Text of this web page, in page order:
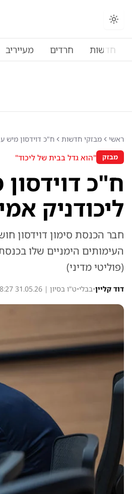
חדשות חרדים מעייריב
ראשי מבזקי חדשות ח"כ דוידסון מיש
מבזק "הוא גדל בבית של ליכוד"
ח"כ
ליכודניק
חבר הכנסת סימון דוידסון
העימותים הימניים שלו
(פוליטי מדיני)
דוד קליין•בבלי•ט"ו בסיון | 31.05.26 18:27